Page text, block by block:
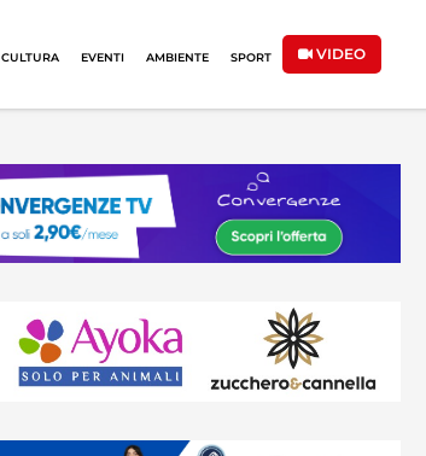
CULTURA EVENTI AMBIENTE SPORT VIDEO